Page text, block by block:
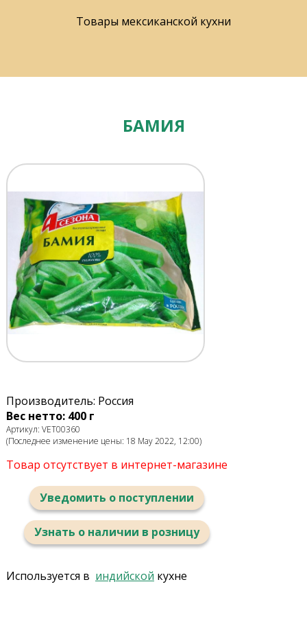
Товары мексиканской кухни
БАМИЯ
Производитель: Россия
Вес нетто: 400 г
Артикул: VET00360
(Последнее изменение цены: 18 May 2022, 12:00)
Товар отсутствует в интернет-магазине
Уведомить о поступлении
Узнать о наличии в розницу
Используется в индийской кухне